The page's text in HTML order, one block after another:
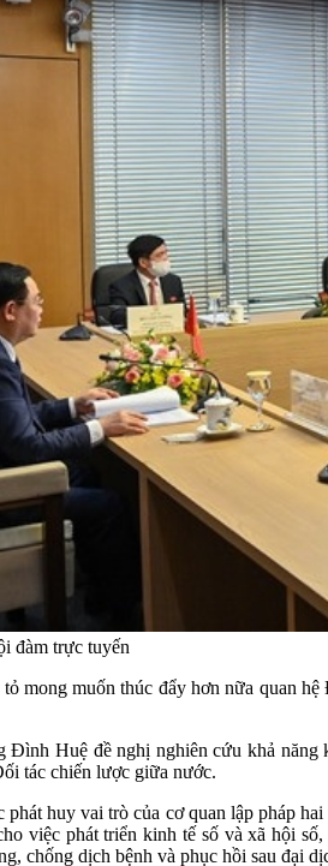
đàm trực tuyến
mong muốn thúc đẩy hơn nữa quan
Huệ đề nghị nghiên cứu khả năng
tác chiến lược giữa nước.
huy vai trò của cơ quan lập pháp
việc phát triển kinh tế số và xã hội
chống dịch bệnh và phục hồi sau đại